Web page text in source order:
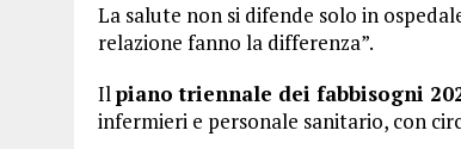
La salute non si difende solo in
relazione fanno la differenza”.
Ilpiano triennale dei fabbisogni
infermieri e personale sanitario, con